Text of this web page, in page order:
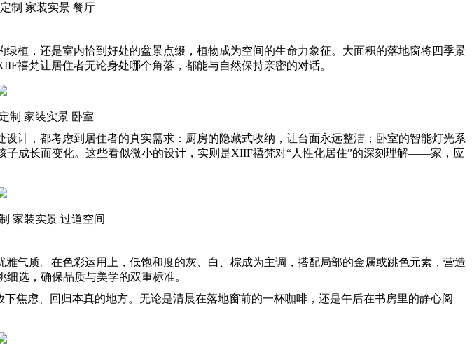
制 家装实景 餐厅
植，还是室内恰到好处的盆景点缀，植物成为空间的生命力象征。大面积的落地窗将四季景
禧梵让居住者无论身处哪个角落，都能与自然保持亲密的对话。
制 家装实景 卧室
计，都考虑到居住者的真实需求：厨房的隐藏式收纳，让台面永远整洁；卧室的智能灯光系
成长而变化。这些看似微小的设计，实则是XIIF禧梵对“人性化居住”的深刻理解——家，应
家装实景 过道空间
气质。在色彩运用上，低饱和度的灰、白、棕成为主调，搭配局部的金属或跳色元素，营造
选，确保品质与美学的双重标准。
虑、回归本真的地方。无论是清晨在落地窗前的一杯咖啡，还是午后在书房里的静心阅